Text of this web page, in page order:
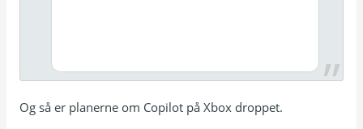
Og så er planerne om Copilot på Xbox droppet.